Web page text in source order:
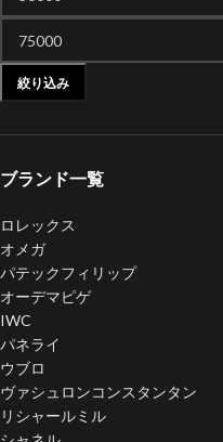
絞り込み
ブランド一覧
ロレックス
オメガ
パテックフィリップ
オーデマピゲ
IWC
パネライ
ウブロ
ヴァシュロンコンスタンタン
リシャールミル